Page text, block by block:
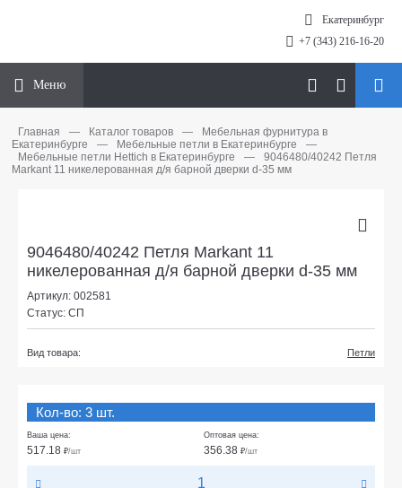
Екатеринбург
+7 (343) 216-16-20
Меню
Главная — Каталог товаров —
Мебельная фурнитура в
Екатеринбурге
— Мебельные петли в Екатеринбурге
—
Мебельные петли Hettich в Екатеринбурге
—
9046480/40242 Петля
Markant 11 никелерованная д/я барной дверки d-35 мм
9046480/40242 Петля Markant 11
никелерованная д/я барной дверки d-35 мм
Артикул: 002581
Статус: СП
Вид товара: Петли
Кол-во: 3 шт.
Ваша цена:
517.18 ₽/шт
Оптовая цена:
356.38 ₽/шт